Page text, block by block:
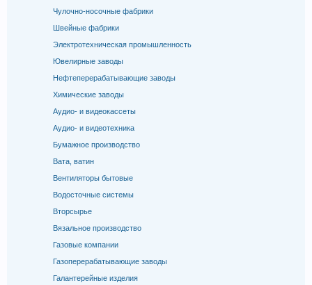
Чулочно-носочные фабрики
Швейные фабрики
Электротехническая промышленность
Ювелирные заводы
Нефтеперерабатывающие заводы
Химические заводы
Аудио- и видеокассеты
Аудио- и видеотехника
Бумажное производство
Вата, ватин
Вентиляторы бытовые
Водосточные системы
Вторсырье
Вязальное производство
Газовые компании
Газоперерабатывающие заводы
Галантерейные изделия